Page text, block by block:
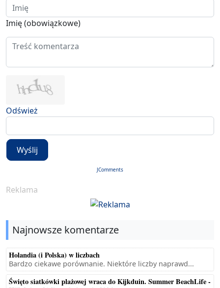
Imię (obowiązkowe)
Odśwież
Wyślij
JComments
Reklama
Najnowsze komentarze
Holandia (i Polska) w liczbach
Bardzo ciekawe porównanie. Niektóre liczby naprawd...
Święto siatkówki plażowej wraca do Kijkduin. Summer BeachLife -